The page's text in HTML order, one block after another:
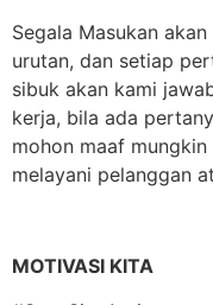
Segala Masukan
urutan, dan setiap
sibuk akan kami
kerja, bila ada
mohon maaf
melayani pelanggan
MOTIVASI KITA